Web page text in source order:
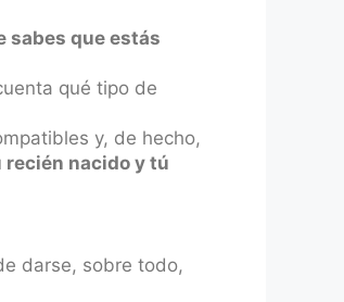
sabes que estás
qué tipo de
y, de hecho,
recién nacido y tú
darse, sobre todo,